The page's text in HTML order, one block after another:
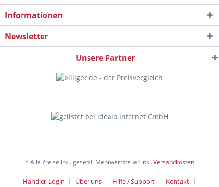
Informationen
Newsletter
Unsere Partner
* Alle Preise inkl. gesetzl. Mehrwertsteuer inkl.Versandkosten
Händler-Login Über uns Hilfe / Support
Kontakt